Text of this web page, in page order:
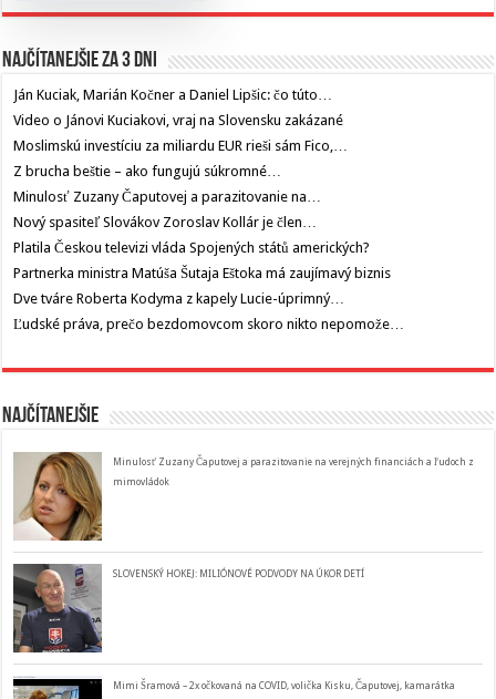
Najčítanejšie za 3 dni
Ján Kuciak, Marián Kočner a Daniel Lipšic: čo túto…
Video o Jánovi Kuciakovi, vraj na Slovensku zakázané
Moslimskú investíciu za miliardu EUR rieši sám Fico,…
Z brucha beštie – ako fungujú súkromné…
Minulosť Zuzany Čaputovej a parazitovanie na…
Nový spasiteľ Slovákov Zoroslav Kollár je člen…
Platila Českou televizi vláda Spojených států amerických?
Partnerka ministra Matúša Šutaja Eštoka má zaujímavý biznis
Dve tváre Roberta Kodyma z kapely Lucie-úprimný…
Ľudské práva, prečo bezdomovcom skoro nikto nepomože…
Najčítanejšie
Minulosť Zuzany Čaputovej a parazitovanie na verejných financiách a ľudoch z
mimovládok
SLOVENSKÝ HOKEJ: MILIÓNOVÉ PODVODY NA ÚKOR DETÍ
Mimi Šramová – 2x očkovaná na COVID, volička Kisku, Čaputovej, kamarátka